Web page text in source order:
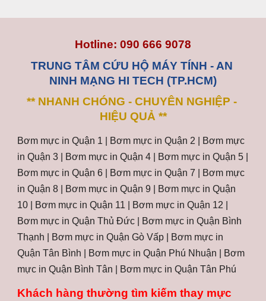
Hotline: 090 666 9078
TRUNG TÂM CỨU HỘ MÁY TÍNH - AN
NINH MẠNG HI TECH (TP.HCM)
** NHANH CHÓNG - CHUYÊN NGHIỆP -
HIỆU QUẢ **
Bơm mực in Quận 1 | Bơm mực in Quận 2 | Bơm mực
in Quận 3 | Bơm mực in Quận 4 | Bơm mực in Quận 5 |
Bơm mực in Quận 6 | Bơm mực in Quận 7 | Bơm mực
in Quận 8 | Bơm mực in Quận 9 | Bơm mực in Quận
10 | Bơm mực in Quận 11 | Bơm mực in Quận 12 |
Bơm mực in Quận Thủ Đức | Bơm mực in Quận Bình
Thạnh | Bơm mực in Quận Gò Vấp | Bơm mực in
Quận Tân Bình | Bơm mực in Quận Phú Nhuận | Bơm
mực in Quận Bình Tân | Bơm mực in Quận Tân Phú
Khách hàng thường tìm kiếm thay mực